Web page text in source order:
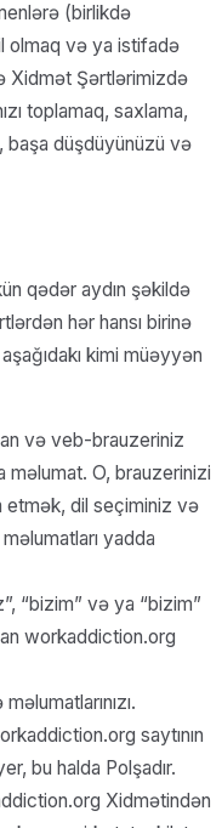
(birlikdə
olmaq və ya istifadə
Xidmət Şərtlərimizdə
toplamaq, saxlama,
başa düşdüyünüzü və
qədər aydın şəkildə
hər hansı birinə
kimi müəyyən
və veb-brauzeriniz
məlumat. O, brauzerinizi
etmək, dil seçiminiz və
yadda
“bizim” və ya “bizim”
workaddiction.org
saytının
bu halda Polşadır.
Xidmətindən